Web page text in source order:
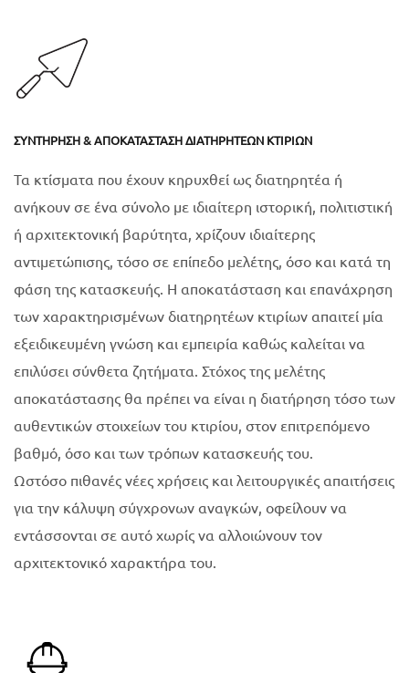
ΣΥΝΤΉΡΗΣΗ & ΑΠΟΚΑΤΆΣΤΑΣΗ ΔΙΑΤΗΡΗΤΈΩΝ ΚΤΙΡΊΩΝ
Τα κτίσματα που έχουν κηρυχθεί ως διατηρητέα ή
ανήκουν σε ένα σύνολο με ιδιαίτερη ιστορική, πολιτιστική
ή αρχιτεκτονική βαρύτητα, χρίζουν ιδιαίτερης
αντιμετώπισης, τόσο σε επίπεδο μελέτης, όσο και κατά τη
φάση της κατασκευής. Η αποκατάσταση και επανάχρηση
των χαρακτηρισμένων διατηρητέων κτιρίων απαιτεί μία
εξειδικευμένη γνώση και εμπειρία καθώς καλείται να
επιλύσει σύνθετα ζητήματα. Στόχος της μελέτης
αποκατάστασης θα πρέπει να είναι η διατήρηση τόσο των
αυθεντικών στοιχείων του κτιρίου, στον επιτρεπόμενο
βαθμό, όσο και των τρόπων κατασκευής του.
Ωστόσο πιθανές νέες χρήσεις και λειτουργικές απαιτήσεις
για την κάλυψη σύγχρονων αναγκών, οφείλουν να
εντάσσονται σε αυτό χωρίς να αλλοιώνουν τον
αρχιτεκτονικό χαρακτήρα του.